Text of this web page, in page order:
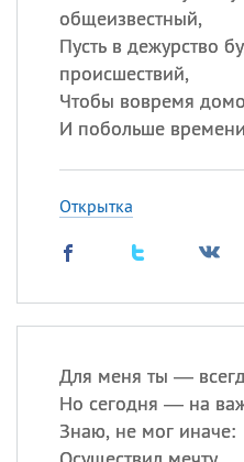
общеизвестный,
Пусть в дежурство
происшествий,
Чтобы вовремя
И побольше
Открытка
Для меня ты —
Но сегодня — на
Знаю, не мог иначе: